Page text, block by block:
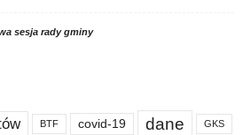
sesja rady gminy
BTF covid-19 dane GKS